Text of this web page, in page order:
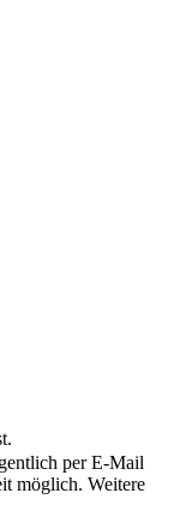
per E-Mail
möglich. Weitere